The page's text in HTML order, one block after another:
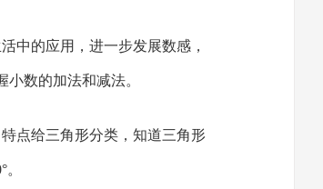
中的应用，进一步发展数感，
数的加法和减法。
点给三角形分类，知道三角形